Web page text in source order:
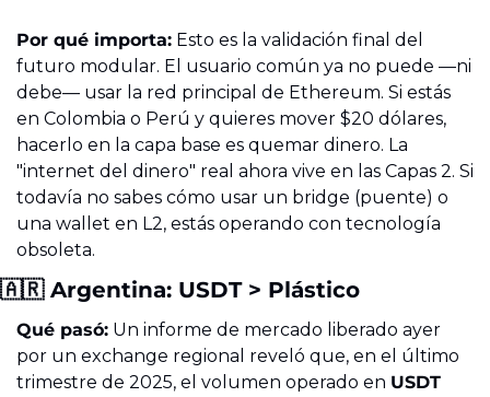
Por qué importa: Esto es la validación final del
futuro modular. El usuario común ya no puede —ni
debe— usar la red principal de Ethereum. Si estás
en Colombia o Perú y quieres mover $20 dólares,
hacerlo en la capa base es quemar dinero. La
"internet del dinero" real ahora vive en las Capas 2. Si
todavía no sabes cómo usar un bridge (puente) o
una wallet en L2, estás operando con tecnología
obsoleta.
🇦🇷 Argentina: USDT > Plástico
Qué pasó: Un informe de mercado liberado ayer
por un exchange regional reveló que, en el último
trimestre de 2025, el volumen operado en USDT